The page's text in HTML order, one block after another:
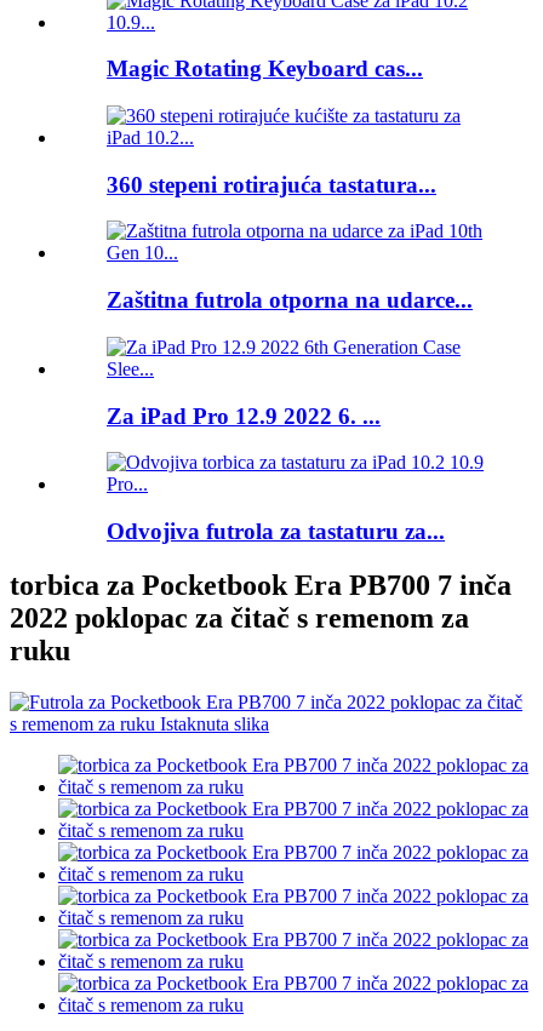
Magic Rotating Keyboard cas...
360 stepeni rotirajuća tastatura...
Zaštitna futrola otporna na udarce...
Za iPad Pro 12.9 2022 6. ...
Odvojiva futrola za tastaturu za...
torbica za Pocketbook Era PB700 7 inča
2022 poklopac za čitač s remenom za
ruku